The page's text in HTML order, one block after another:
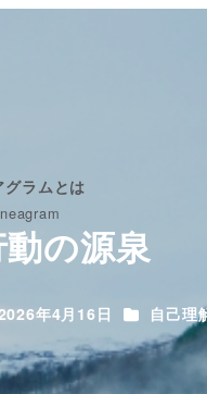
グラムとは
の源泉
日
年4月16日 カテゴリー
自己理